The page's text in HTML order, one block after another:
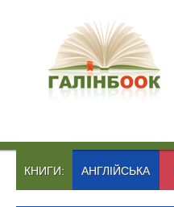
КНИГИ: АНГЛІЙСЬКА